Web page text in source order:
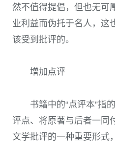
然不值得提倡，但也无可
业利益而伪托于名人，这
该受到批评的。
增加点评
书籍中的“点评本”指
评点、将原著与后者一同
文学批评的一种重要形式